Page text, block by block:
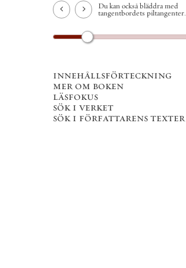
Du kan också bläddra med
tangentbordets piltangenter.
innehållsförteckning
mer om boken
läsfokus
sök i verket
sök i författarens texter